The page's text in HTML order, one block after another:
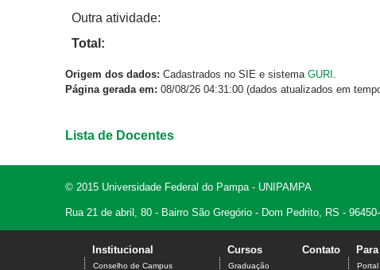
Outra atividade:
Total:
Origem dos dados: Cadastrados no SIE e sistema GURI
Página gerada em: 08/08/26 04:31:00 (dados atualizados em
Lista de Docentes
© 2015 Universidade Federal do Pampa - UNIPAMPA
Rua 21 de abril, 80 - Bairro São Gregório - Dom Pedrito, RS -
Institucional
Conselho de Campus
Cursos
Graduação
Contato
Portal